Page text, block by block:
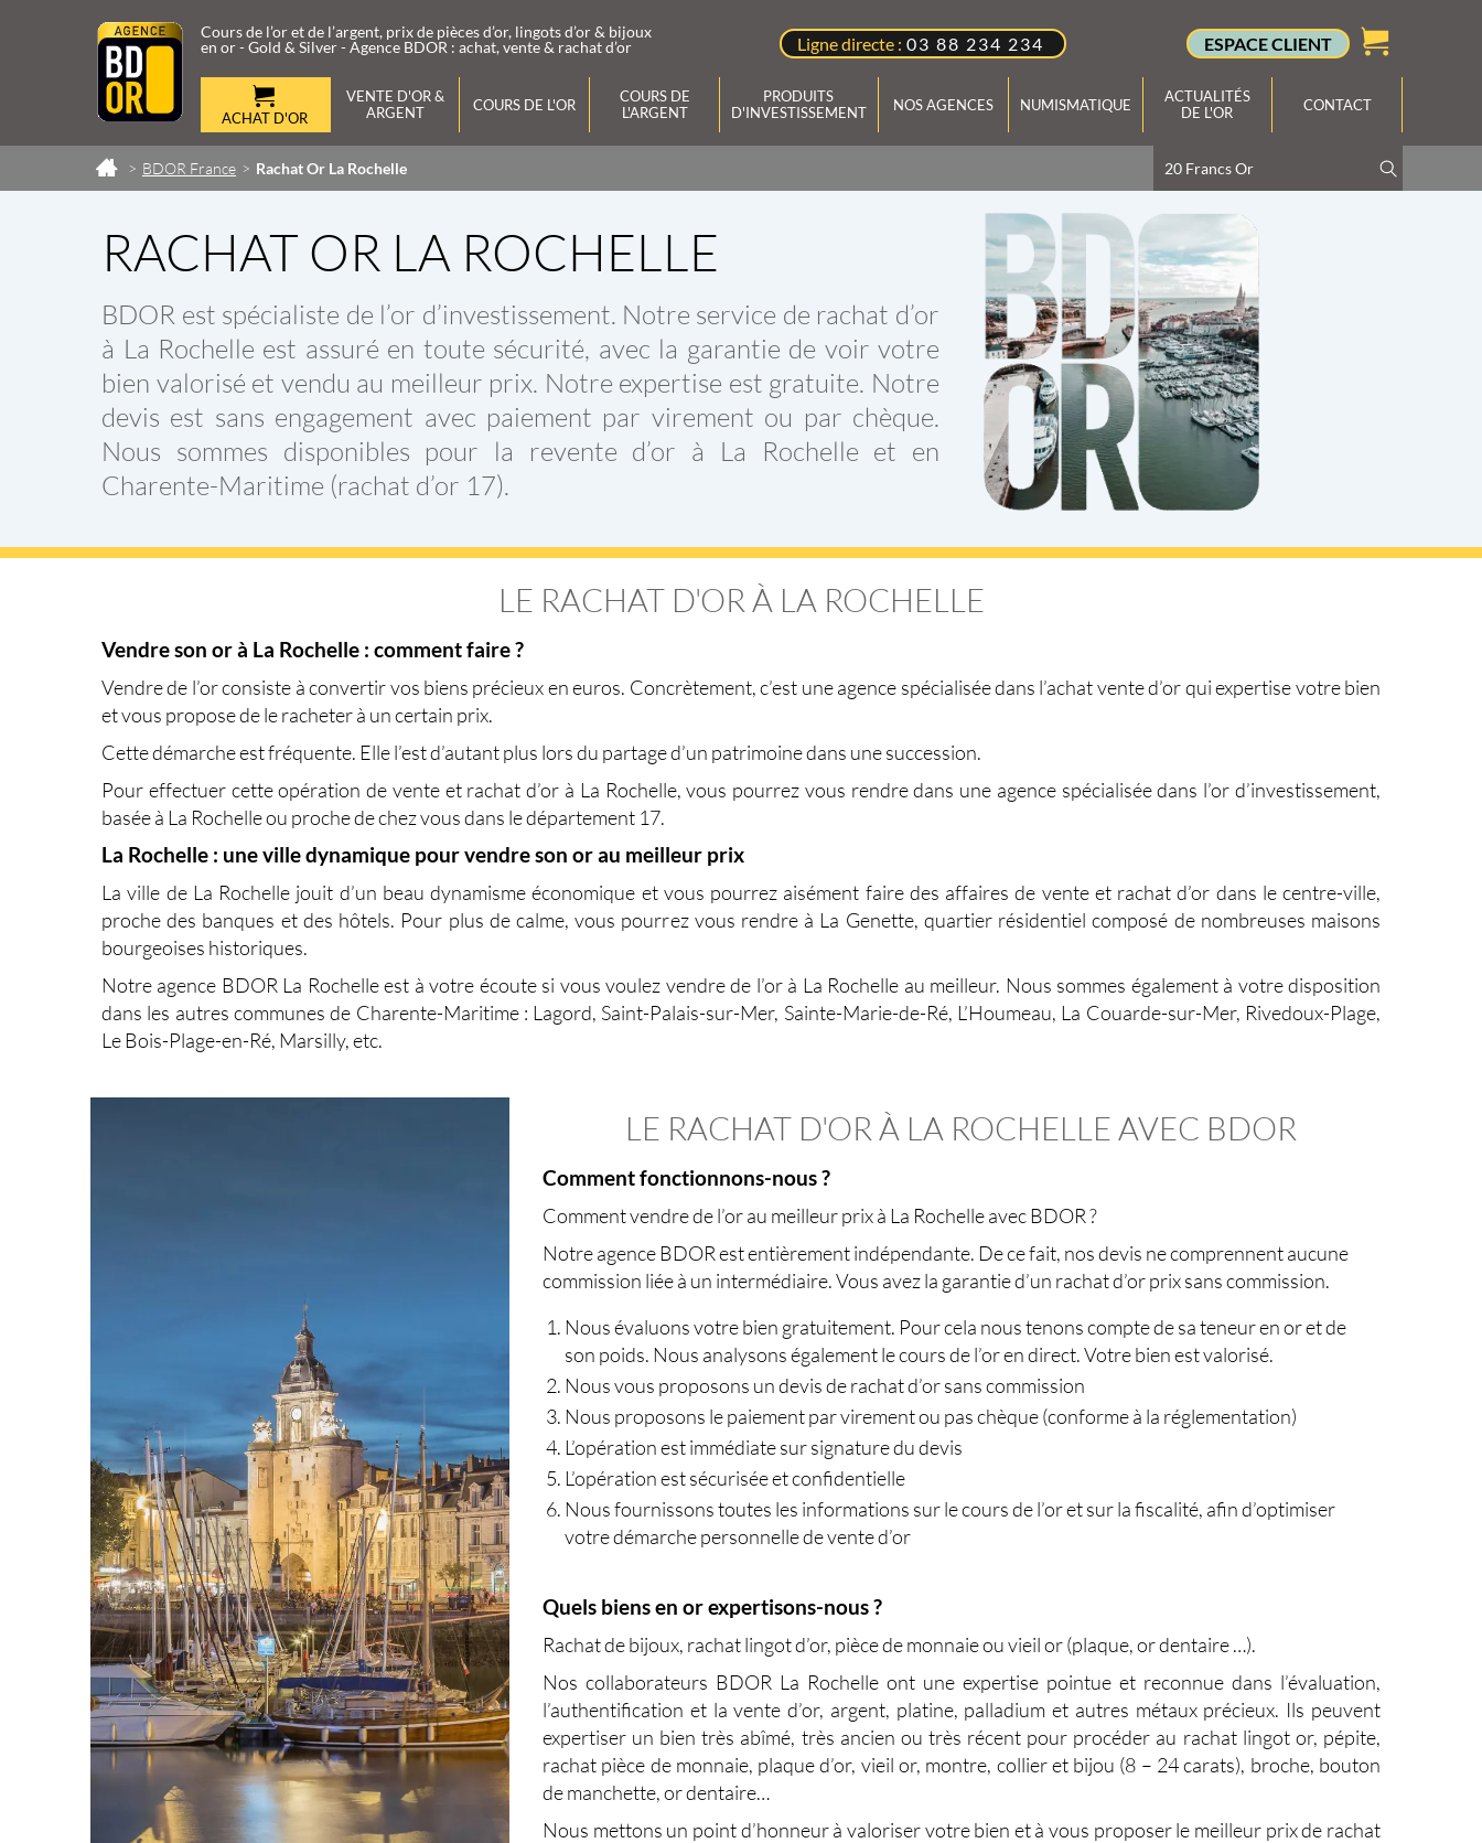
Cours de l’or et de l’argent, prix de pièces d’or, lingots d’or & bijoux
en or - Gold & Silver - Agence BDOR : achat, vente & rachat d’or
Ligne directe : 03 88 234 234 ESPACE CLIENT
ACHAT D'OR
VENTE D'OR &
ARGENT
COURS DE L'OR
COURS DE
L'ARGENT
PRODUITS
D'INVESTISSEMENT
NOS AGENCES NUMISMATIQUE
ACTUALITÉS
DE L'OR
CONTACT
Rachat d'Or et d'Argent
Vendre Pièces d'Or
Rachat de Bijoux
Rachat Diamant
discrétion et au meilleur prix du marché.
Les experts de l'Agence BDOR valorisent
transparence. Notre expertise est offerte
et sans engagement.
Les produits d'investissement Or et
Argent
Investissement Or & Argent
Cours et Prix Lingots d'Or
Cours et Prix Lingots d'Argent
Cours et Prix Pièces d'Argent
d'investissement Or et l'Argent : Lingots,
Lingotins et les pièces boursables et
Un Expert vous conseille
au03.88.234.234
> BDOR France > Rachat Or La Rochelle
RACHAT OR LA ROCHELLE
BDOR est spécialiste de l’or d’investissement. Notre service de rachat d’or
à La Rochelle est assuré en toute sécurité, avec la garantie de voir votre
bien valorisé et vendu au meilleur prix. Notre expertise est gratuite. Notre
devis est sans engagement avec paiement par virement ou par chèque.
Nous sommes disponibles pour la revente d’or à La Rochelle et en
Charente-Maritime (rachat d’or 17).
LE RACHAT D'OR À LA ROCHELLE
Vendre son or à La Rochelle : comment faire ?
Vendre de l’orconsiste à convertir vos biens précieux en euros. Concrètement, c’est une agence spécialisée dans l’achat vente d’or qui expertise votre bien
et vous propose de le racheter à un certain prix.
Cette démarche est fréquente. Elle l’est d’autant plus lors du partage d’un patrimoine dans une succession.
Pour effectuer cette opération de vente et rachat d’or à La Rochelle, vous pourrez vous rendre dans une agence spécialisée dans l’or d’investissement,
basée à La Rochelleou proche de chez vous dans le département 17.
La Rochelle : une ville dynamique pour vendre son or au meilleur prix
La ville de La Rochelle jouit d’un beau dynamisme économique et vous pourrez aisément faire des affaires de vente et rachat d’or dans le centre-ville,
proche des banques et des hôtels. Pour plus de calme, vous pourrez vous rendre à La Genette, quartier résidentiel composé de nombreuses maisons
bourgeoises historiques.
Notre agence BDOR La Rochelleest à votre écoute si vous voulez vendre de l’or à La Rochelle au meilleur. Nous sommes également à votre disposition
dans les autres communes de Charente-Maritime : Lagord, Saint-Palais-sur-Mer, Sainte-Marie-de-Ré, L’Houmeau, La Couarde-sur-Mer, Rivedoux-Plage,
Le Bois-Plage-en-Ré, Marsilly, etc.
LE RACHAT D'OR À LA ROCHELLE AVEC BDOR
Comment fonctionnons-nous ?
Comment vendre de l’or au meilleur prix à La Rochelle avec BDOR ?
Notre agence BDOR est entièrement indépendante. De ce fait, nos devis ne comprennent aucune
commission liée à un intermédiaire. Vous avez la garantie d’un rachat d’or prix sans commission.
Nous évaluons votre bien gratuitement. Pour cela nous tenons compte de sa teneur en or et de
son poids. Nous analysons également le cours de l’or en direct. Votre bien est valorisé.
Nous vous proposons un devis de rachat d’or sans commission
Nous proposons le paiement par virement ou pas chèque (conforme à la réglementation)
L’opération est immédiate sur signature du devis
L’opération est sécurisée et confidentielle
Nous fournissons toutes les informations sur le cours de l’or et sur la fiscalité, afin d’optimiser
votre démarche personnelle de vente d’or
Quels biens en or expertisons-nous ?
Rachat de bijoux, rachat lingot d’or, pièce de monnaie ou vieil or (plaque, or dentaire …).
Nos collaborateurs BDOR La Rochelleont une expertise pointue et reconnue dans l’évaluation,
l’authentification et la vente d’or, argent, platine, palladium et autres métaux précieux. Ils peuvent
expertiser un bien très abîmé, très ancien ou très récent pour procéder au rachat lingot or, pépite,
rachat pièce de monnaie, plaque d’or, vieil or, montre, collier et bijou (8 – 24 carats), broche, bouton
de manchette, or dentaire…
Nous mettons un point d’honneur à valoriser votre bien et à vous proposer le meilleur prix de rachat